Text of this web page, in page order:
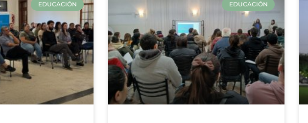
EDUCACIÓN EDUCACIÓN